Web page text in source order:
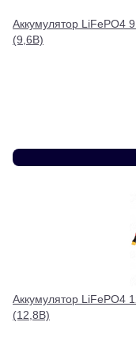
Аккумулятор LiFePO4
(9,6В)
Аккумулятор LiFePO4
(12,8В)